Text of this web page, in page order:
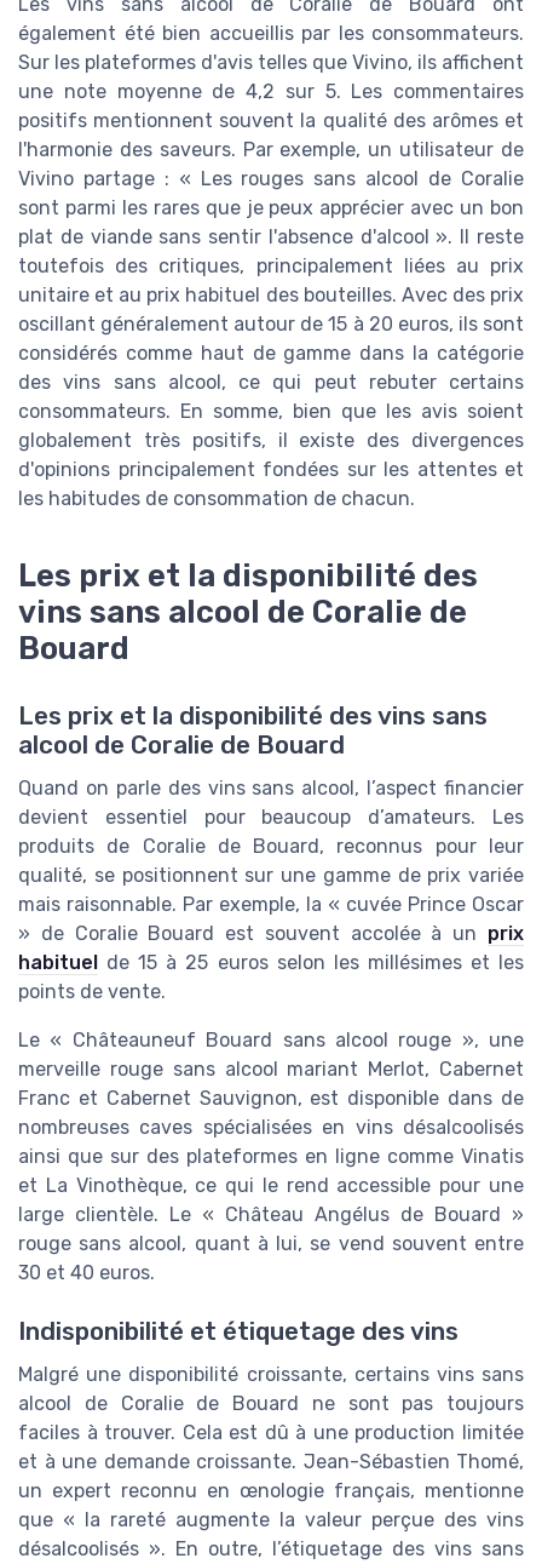
également été bien accueillis par les consommateurs.
Sur les plateformes d'avis telles que Vivino, ils affichent
une note moyenne de 4,2 sur 5. Les commentaires
positifs mentionnent souvent la qualité des arômes et
l'harmonie des saveurs. Par exemple, un utilisateur de
Vivino partage : « Les rouges sans alcool de Coralie
sont parmi les rares que je peux apprécier avec un bon
plat de viande sans sentir l'absence d'alcool ». Il reste
toutefois des critiques, principalement liées au prix
unitaire et au prix habituel des bouteilles. Avec des prix
oscillant généralement autour de 15 à 20 euros, ils sont
considérés comme haut de gamme dans la catégorie
des vins sans alcool, ce qui peut rebuter certains
consommateurs. En somme, bien que les avis soient
globalement très positifs, il existe des divergences
d'opinions principalement fondées sur les attentes et
les habitudes de consommation de chacun.
Les prix et la disponibilité des
vins sans alcool de Coralie de
Bouard
Les prix et la disponibilité des vins sans
alcool de Coralie de Bouard
Quand on parle des vins sans alcool, l’aspect financier
devient essentiel pour beaucoup d’amateurs. Les
produits de Coralie de Bouard, reconnus pour leur
qualité, se positionnent sur une gamme de prix variée
mais raisonnable. Par exemple, la « cuvée Prince Oscar
» de Coralie Bouard est souvent accolée à un prix
habituel de 15 à 25 euros selon les millésimes et les
points de vente.
Le « Châteauneuf Bouard sans alcool rouge », une
merveille rouge sans alcool mariant Merlot, Cabernet
Franc et Cabernet Sauvignon, est disponible dans de
nombreuses caves spécialisées en vins désalcoolisés
ainsi que sur des plateformes en ligne comme Vinatis
et La Vinothèque, ce qui le rend accessible pour une
large clientèle. Le « Château Angélus de Bouard »
rouge sans alcool, quant à lui, se vend souvent entre
30 et 40 euros.
Indisponibilité et étiquetage des vins
Malgré une disponibilité croissante, certains vins sans
alcool de Coralie de Bouard ne sont pas toujours
faciles à trouver. Cela est dû à une production limitée
et à une demande croissante. Jean-Sébastien Thomé,
un expert reconnu en œnologie français, mentionne
que « la rareté augmente la valeur perçue des vins
désalcoolisés ». En outre, l’étiquetage des vins sans